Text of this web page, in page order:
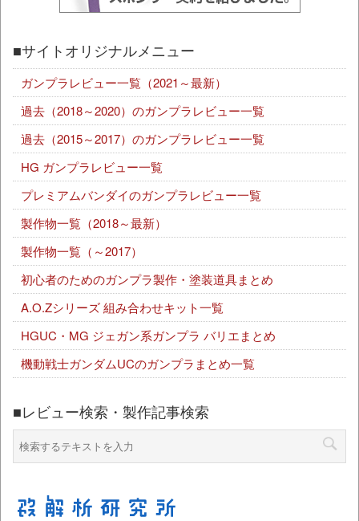
■サイトオリジナルメニュー
ガンプラレビュー一覧（2021～最新）
過去（2018～2020）のガンプラレビュー一覧
過去（2015～2017）のガンプラレビュー一覧
HG ガンプラレビュー一覧
プレミアムバンダイのガンプラレビュー一覧
製作物一覧（2018～最新）
製作物一覧（～2017）
初心者のためのガンプラ製作・塗装道具まとめ
A.O.Zシリーズ 組み合わせキット一覧
HGUC・MG ジェガン系ガンプラ バリエまとめ
機動戦士ガンダムUCのガンプラまとめ一覧
■レビュー検索・製作記事検索